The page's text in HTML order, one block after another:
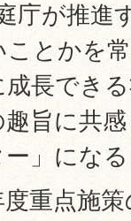
庁が推進
とかを
長でき
旨に共
」にな
重点施